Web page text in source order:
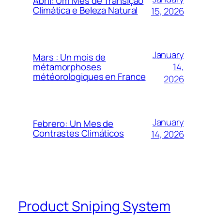
Climática e Beleza Natural
15, 2026
Mars : Un mois de
métamorphoses
météorologiques en France
January
14,
2026
Febrero: Un Mes de
Contrastes Climáticos
January
14, 2026
Product Sniping System